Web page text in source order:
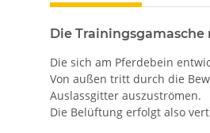
Die
Die sich am Pferdebein
Von außen tritt durch die
Auslassgitter auszuströmen.
Die Belüftung erfolgt also